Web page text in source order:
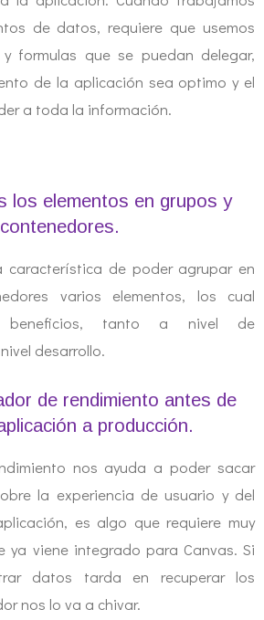
de datos, requiere que usemos
formulas que se puedan delegar,
de la aplicación sea optimo y el
a toda la información.
los elementos en grupos y
contenedores.
característica de poder agrupar en
varios elementos, los cual
beneficios, tanto a nivel de
desarrollo.
de rendimiento antes de
a producción.
nos ayuda a poder sacar
la experiencia de usuario y del
es algo que requiere muy
ya viene integrado para Canvas. Si
datos tarda en recuperar los
nos lo va a chivar.